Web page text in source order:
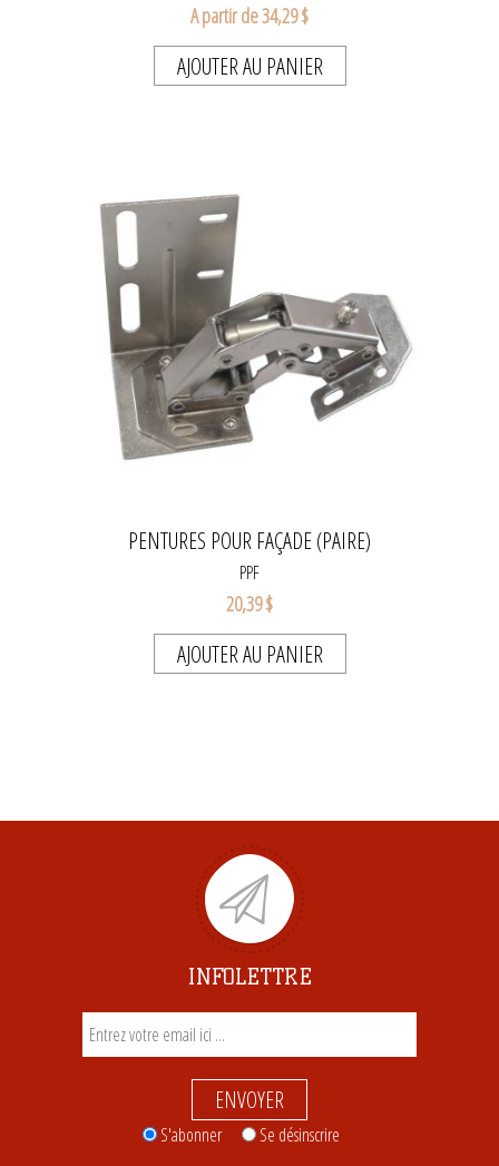
A partir de 34,29 $
AJOUTER AU PANIER
PENTURES POUR FAÇADE (PAIRE)
PPF
20,39 $
AJOUTER AU PANIER
INFOLETTRE
ENVOYER
S'abonner Se désinscrire